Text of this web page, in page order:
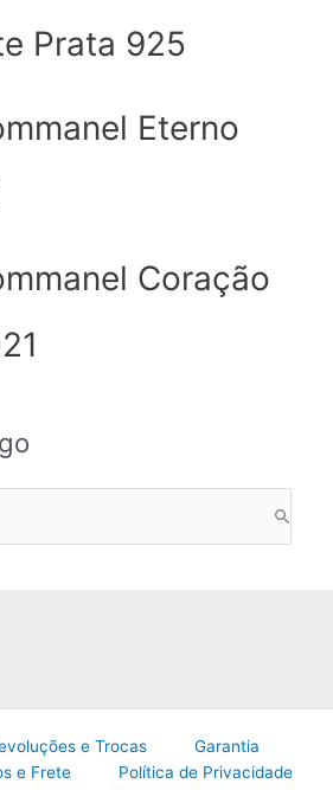
Prata 925
Eterno
Coração
e Trocas
Garantia
e Frete
Política de Privacidade